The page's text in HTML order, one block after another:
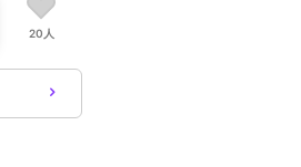
20人